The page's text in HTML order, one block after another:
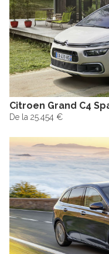
Citroen Grand C4
De la 25.454 €